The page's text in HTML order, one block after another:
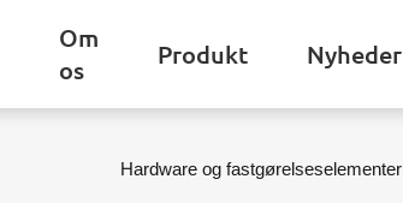
Om
os
Produkt Nyheder
Hardware og fastgørelseselementer